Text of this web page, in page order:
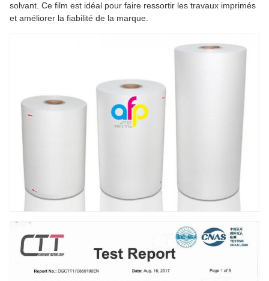
solvant. Ce film est idéal pour faire ressortir les travaux imprimés
et améliorer la fiabilité de la marque.